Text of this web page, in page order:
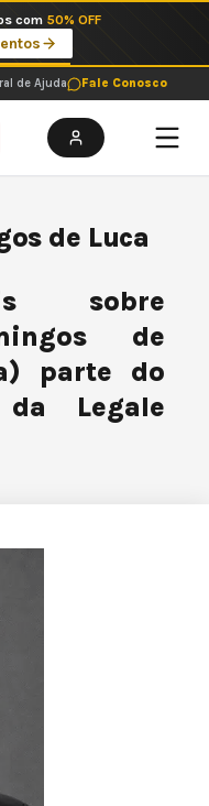
com 50% OFF
de Ajuda Fale Conosco
de Luca
sobre
de
parte do
Legale